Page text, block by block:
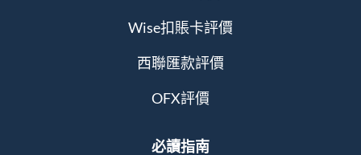
Wise扣賬卡評價
西聯匯款評價
OFX評價
必讀指南